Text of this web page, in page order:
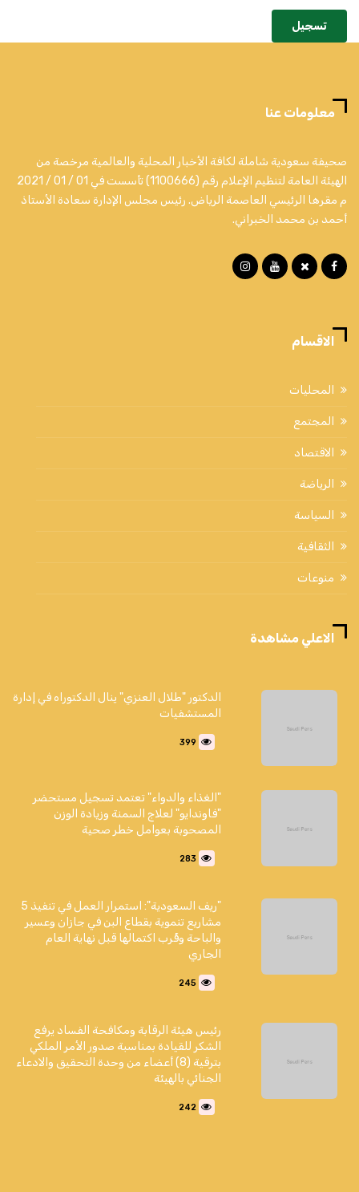
تسجيل
معلومات عنا
صحيفة سعودية شاملة لكافة الأخبار المحلية والعالمية مرخصة من
الهيئة العامة لتنظيم الإعلام رقم (1100666) تأسست في 01 / 01 / 2021
م مقرها الرئيسي العاصمة الرياض. رئيس مجلس الإدارة سعادة الأستاذ
أحمد بن محمد الخبراني.
الاقسام
المحليات
المجتمع
الاقتصاد
الرياضة
السياسة
الثقافية
منوعات
الاعلي مشاهدة
الدكتور "طلال العنزي" ينال الدكتوراه في إدارة
المستشفيات
399
"الغذاء والدواء" تعتمد تسجيل مستحضر
"فاوندايو" لعلاج السمنة وزيادة الوزن
المصحوبة بعوامل خطر صحية
283
"ريف السعودية": استمرار العمل في تنفيذ 5
مشاريع تنموية بقطاع البن في جازان وعسير
والباحة وقُرب اكتمالها قبل نهاية العام
الجاري
245
رئيس هيئة الرقابة ومكافحة الفساد يرفع
الشكر للقيادة بمناسبة صدور الأمر الملكي
بترقية (8) أعضاء من وحدة التحقيق والادعاء
الجنائي بالهيئة
242